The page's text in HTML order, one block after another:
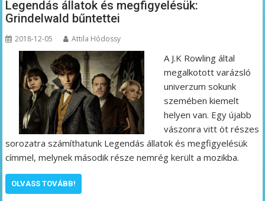
Legendás állatok és megfigyelésük:
Grindelwald bűntettei
2018-12-05 Attila Hódossy
A J.K Rowling által
megalkotott varázsló
univerzum sokunk
szemében kiemelt
helyen van. Egy újabb
vászonra vitt öt részes
sorozatra számíthatunk Legendás állatok és megfigyelésük
címmel, melynek második része nemrég került a mozikba.
OLVASS TOVÁBB!